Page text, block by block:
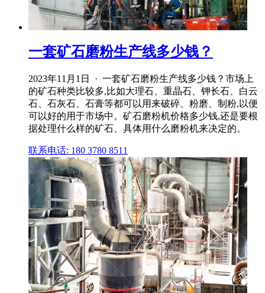
一套矿石磨粉生产线多少钱？
2023年11月1日 · 一套矿石磨粉生产线多少钱？市场上
的矿石种类比较多,比如大理石、重晶石、钾长石、白云
石、石灰石、石膏等都可以用来破碎、粉磨、制粉,以便
可以好的用于市场中。矿石磨粉机价格多少钱,还是要根
据处理什么样的矿石、具体用什么磨粉机来决定的。
联系电话: 180 3780 8511